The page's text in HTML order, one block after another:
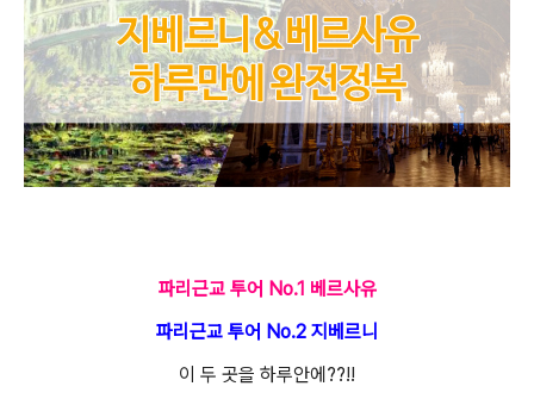
파리근교 투어 No.1 베르사유
파리근교 투어 No.2 지베르니
이 두 곳을 하루안에??!!